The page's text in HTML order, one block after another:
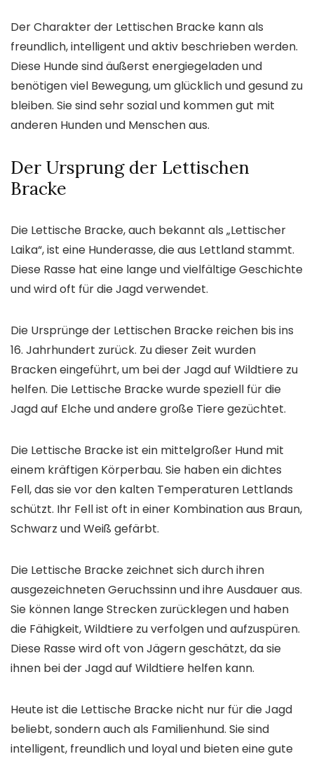
Der Charakter der Lettischen Bracke kann als
freundlich, intelligent und aktiv beschrieben werden.
Diese Hunde sind äußerst energiegeladen und
benötigen viel Bewegung, um glücklich und gesund zu
bleiben. Sie sind sehr sozial und kommen gut mit
anderen Hunden und Menschen aus.
Der Ursprung der Lettischen
Bracke
Die Lettische Bracke, auch bekannt als „Lettischer
Laika“, ist eine Hunderasse, die aus Lettland stammt.
Diese Rasse hat eine lange und vielfältige Geschichte
und wird oft für die Jagd verwendet.
Die Ursprünge der Lettischen Bracke reichen bis ins
16. Jahrhundert zurück. Zu dieser Zeit wurden
Bracken eingeführt, um bei der Jagd auf Wildtiere zu
helfen. Die Lettische Bracke wurde speziell für die
Jagd auf Elche und andere große Tiere gezüchtet.
Die Lettische Bracke ist ein mittelgroßer Hund mit
einem kräftigen Körperbau. Sie haben ein dichtes
Fell, das sie vor den kalten Temperaturen Lettlands
schützt. Ihr Fell ist oft in einer Kombination aus Braun,
Schwarz und Weiß gefärbt.
Die Lettische Bracke zeichnet sich durch ihren
ausgezeichneten Geruchssinn und ihre Ausdauer aus.
Sie können lange Strecken zurücklegen und haben
die Fähigkeit, Wildtiere zu verfolgen und aufzuspüren.
Diese Rasse wird oft von Jägern geschätzt, da sie
ihnen bei der Jagd auf Wildtiere helfen kann.
Heute ist die Lettische Bracke nicht nur für die Jagd
beliebt, sondern auch als Familienhund. Sie sind
intelligent, freundlich und loyal und bieten eine gute